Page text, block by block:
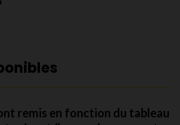
remis en fonction du tableau